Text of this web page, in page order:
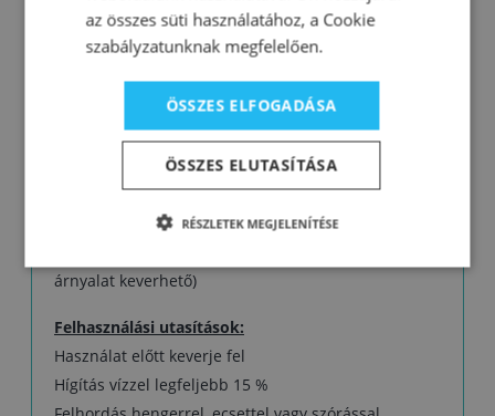
- kiváló páraáteresztő képesség
- ellenáll a száraz törlésnek
Kiadósság:1 liter 1 rétegben 8 – 12 m2 felületet
Színárnyalatok:
árnyalat keverhető)
Felhasználási utasítások:
Használat előtt keverje fel
Hígítás vízzel legfeljebb 15 %
az összes süti használatához, a Cookie
szabályzatunknak megfelelően.
ÖSSZES ELFOGADÁSA
ÖSSZES ELUTASÍTÁSA
RÉSZLETEK MEGJELENÍTÉSE